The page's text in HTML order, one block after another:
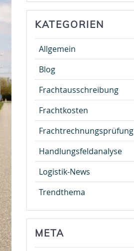
KATEGORIEN
Allgemein
Blog
Frachtausschreibung
Frachtkosten
Frachtrechnungsprüfung
Handlungsfeldanalyse
Logistik-News
Trendthema
META